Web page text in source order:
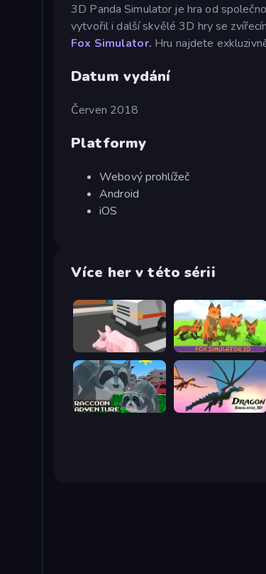
3D Panda Simulator je hra od
vytvořil i další skvělé 3D hry se
Fox Simulator. Hru najdete
Datum vydání
Červen 2018
Platformy
Webový prohlížeč
Android
iOS
Více her v této sérii
Crazy Pig Simulator Fox Simulator 3D
Raccoon Adventure: City Simulator 3D Dragon Simulator 3D